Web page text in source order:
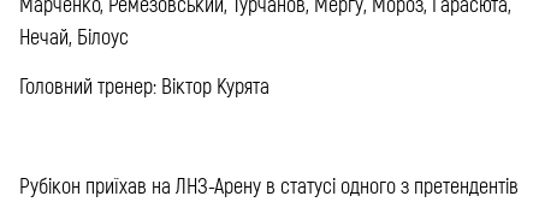
Нечай, Білоус
Головний тренер: Віктор Курята
Рубікон приїхав на ЛНЗ-Арену в статусі одного з претендентів